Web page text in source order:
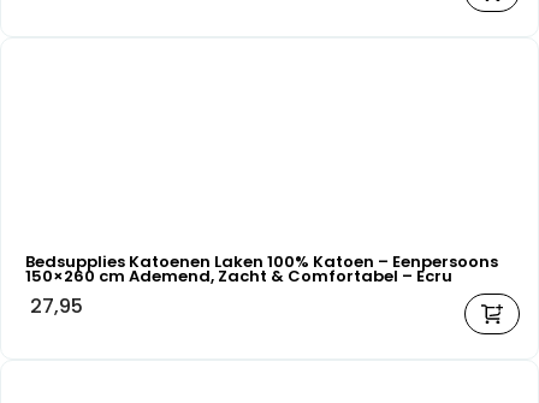
Bedsupplies Katoenen Laken 100% Katoen – Eenpersoons
150×260 cm Ademend, Zacht & Comfortabel – Ecru
27,95